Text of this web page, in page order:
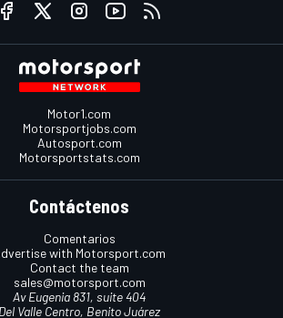
Motor1.com
Motorsportjobs.com
Autosport.com
Motorsportstats.com
Contáctenos
Comentarios
with Motorsport.com
Contact the team
sales@motorsport.com
Av Eugenia 831, suite 404
Del Valle Centro, Benito Juárez